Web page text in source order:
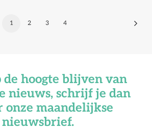
1 2 3 4
hoogte blijven van
nieuws, schrijf je dan
onze maandelijkse
nieuwsbrief.